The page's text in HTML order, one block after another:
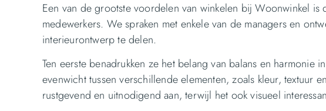
Een van de grootste voordelen van winkelen bij Woonwinkel
medewerkers. We spraken met enkele van de managers en
interieurontwerp te delen.
Ten eerste benadrukken ze het belang van balans en harmonie
evenwicht tussen verschillende elementen, zoals kleur, textuur
rustgevend en uitnodigend aan, terwijl het ook visueel